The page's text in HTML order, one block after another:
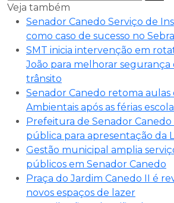
Veja também
Senador Canedo Serviço de
como caso de sucesso no
SMT inicia intervenção em
João para melhorar segurança
trânsito
Senador Canedo retoma aulas
Ambientais após as férias
Prefeitura de Senador Canedo
pública para apresentação da
Gestão municipal amplia
públicos em Senador Canedo
Praça do Jardim Canedo II é
novos espaços de lazer